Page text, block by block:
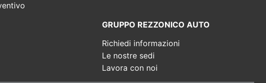
GRUPPO REZZONICO AUTO
Richiedi informazioni
Le nostre sedi
Lavora con noi